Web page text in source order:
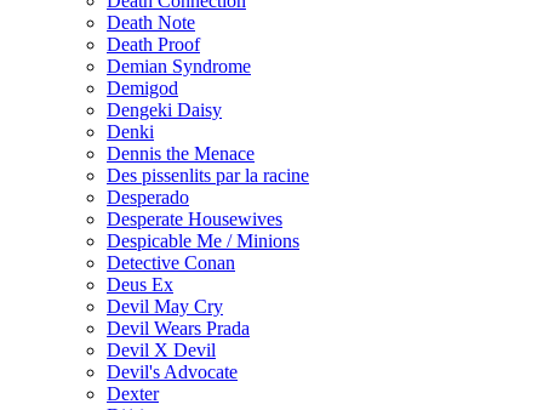
Death Note
Death Proof
Demian Syndrome
Demigod
Dengeki Daisy
Denki
Dennis the Menace
Des pissenlits par la racine
Desperado
Desperate Housewives
Despicable Me / Minions
Detective Conan
Deus Ex
Devil May Cry
Devil Wears Prada
Devil X Devil
Devil's Advocate
Dexter